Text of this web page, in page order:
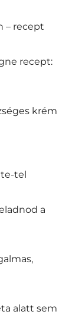
– recept
recept:
krém
tel
a
alatt sem